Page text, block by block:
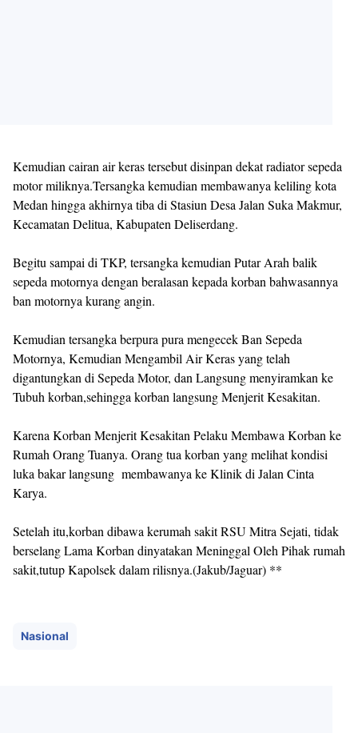
Kemudian cairan air keras tersebut disinpan dekat radiator sepeda
motor miliknya.Tersangka kemudian membawanya keliling kota
Medan hingga akhirnya tiba di Stasiun Desa Jalan Suka Makmur,
Kecamatan Delitua, Kabupaten Deliserdang.
Begitu sampai di TKP, tersangka kemudian Putar Arah balik
sepeda motornya dengan beralasan kepada korban bahwasannya
ban motornya kurang angin.
Kemudian tersangka berpura pura mengecek Ban Sepeda
Motornya, Kemudian Mengambil Air Keras yang telah
digantungkan di Sepeda Motor, dan Langsung menyiramkan ke
Tubuh korban,sehingga korban langsung Menjerit Kesakitan.
Karena Korban Menjerit Kesakitan Pelaku Membawa Korban ke
Rumah Orang Tuanya. Orang tua korban yang melihat kondisi
luka bakar langsung membawanya ke Klinik di Jalan Cinta
Karya.
Setelah itu,korban dibawa kerumah sakit RSU Mitra Sejati, tidak
berselang Lama Korban dinyatakan Meninggal Oleh Pihak rumah
sakit,tutup Kapolsek dalam rilisnya.(Jakub/Jaguar) **
Nasional